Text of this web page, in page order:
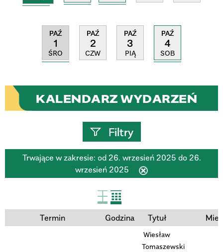
PAŹ
1
ŚRO
PAŹ
2
CZW
PAŹ
3
PIĄ
PAŹ
4
SOB
KALENDARZ WYDARZEŃ
Filtry
Szukana fraza
Trwające w zakresie: od 26. wrzesień 2025 do 26.
wrzesień 2025
Termin Godzina Tytuł
Wiesław
Tomaszewski